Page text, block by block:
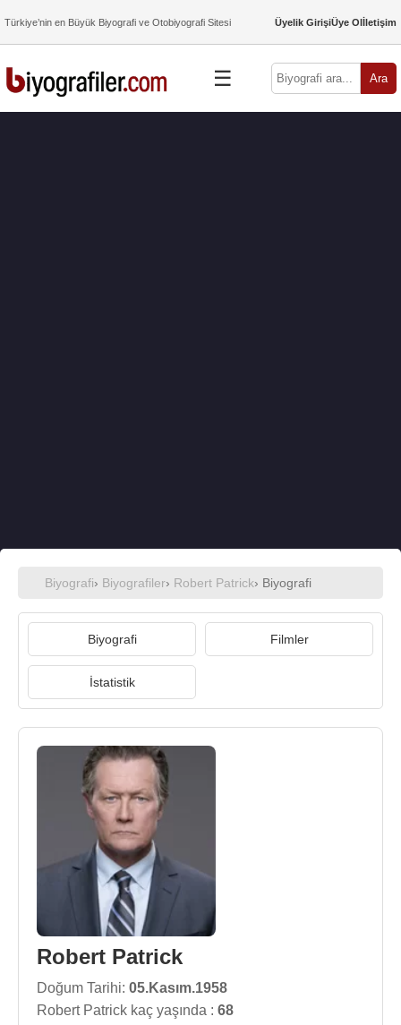
Türkiye’nin en Büyük Biyografi ve Otobiyografi Sitesi Üyelik GirişiÜye Olİletişim
☰ Ara
Biyografi› Biyografiler› Robert Patrick› Biyografi
Biyografi Filmler
İstatistik
Robert Patrick
Doğum Tarihi: 05.Kasım.1958
Robert Patrick kaç yaşında : 68